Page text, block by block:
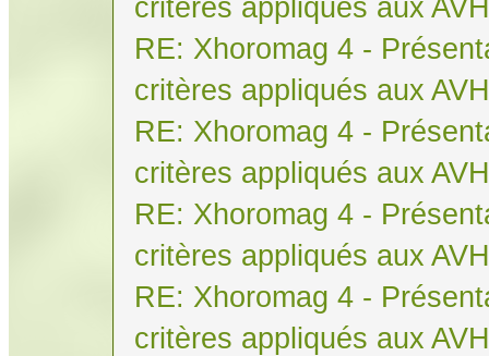
critères appliqués aux AVH
RE: Xhoromag 4 -
critères appliqués aux AVH
RE: Xhoromag 4 -
critères appliqués aux AVH
RE: Xhoromag 4 -
critères appliqués aux AVH
RE: Xhoromag 4 -
critères appliqués aux AVH